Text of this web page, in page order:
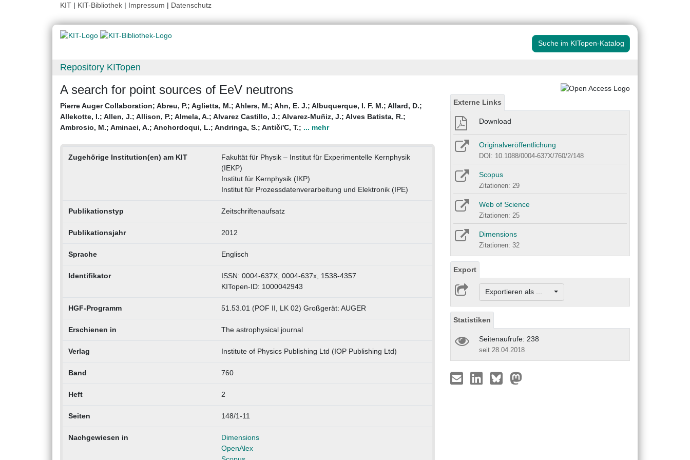
KIT | KIT-Bibliothek | Impressum | Datenschutz
Suche im KITopen-Katalog
Repository KITopen
A search for point sources of EeV neutrons
Pierre Auger Collaboration; Abreu, P.; Aglietta, M.; Ahlers, M.; Ahn, E. J.; Albuquerque, I. F. M.; Allard, D.;
Allekotte, I.; Allen, J.; Allison, P.; Almela, A.; Alvarez Castillo, J.; Alvarez-Muñiz, J.; Alves Batista, R.;
Ambrosio, M.; Aminaei, A.; Anchordoqui, L.; Andringa, S.; Antiči'C, T.; ... mehr
Zugehörige Institution(en) am KIT
Fakultät für Physik – Institut für Experimentelle Kernphysik
(IEKP)
Institut für Kernphysik (IKP)
Institut für Prozessdatenverarbeitung und Elektronik (IPE)
Publikationstyp Zeitschriftenaufsatz
Publikationsjahr 2012
Sprache Englisch
Identifikator
ISSN: 0004-637X, 0004-637x, 1538-4357
KITopen-ID: 1000042943
HGF-Programm 51.53.01 (POF II, LK 02) Großgerät: AUGER
Erschienen in The astrophysical journal
Verlag Institute of Physics Publishing Ltd (IOP Publishing Ltd)
Band 760
Heft 2
Seiten 148/1-11
Nachgewiesen in
Dimensions
OpenAlex
Externe Links
Download
Originalveröffentlichung
DOI: 10.1088/0004-637X/760/2/148
Scopus
Zitationen: 29
Web of Science
Zitationen: 25
Dimensions
Zitationen: 32
Export
Exportieren als ...
Statistiken
Seitenaufrufe: 238
seit 28.04.2018